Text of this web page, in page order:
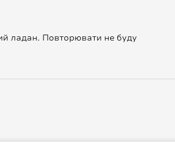
ладан. Повторювати не буду